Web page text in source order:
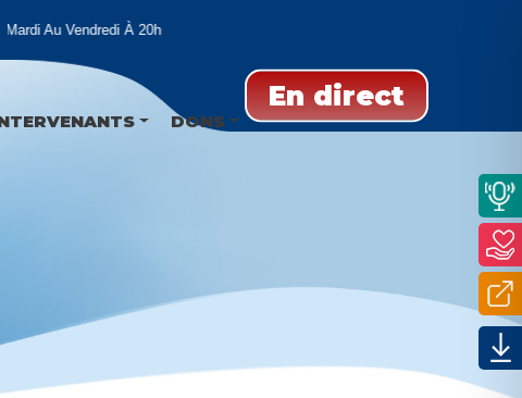
Au Vendredi À 20h
En direct
DONS